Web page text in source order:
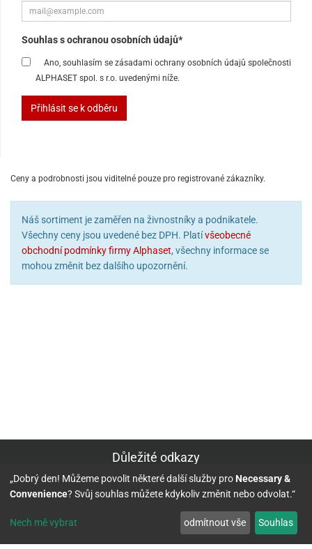
Souhlas s ochranou osobních údajů*
Ano, souhlasím se zásadami ochrany osobních údajů společnosti
ALPHASET spol. s r.o. uvedenými níže.
Přihlásit se k odběru
Ceny a podrobnosti jsou viditelné pouze pro registrované zákazníky.
Náš sortiment je zaměřen na živnostníky a podnikatele.
Všechny ceny jsou uvedené bez DPH. Platívšeobecné
obchodní podmínky firmy Alphaset, všechny informace se
mohou změnit bez dalšího upozornění.
Důležité odkazy
Kontakt
Informace o objednávce:
„Dobrý den! Můžeme povolit některé další služby pro Necessary &
Convenience? Svůj souhlas můžete kdykoliv změnit nebo odvolat.“
Nech mě vybrat odmítnout vše Souhlas